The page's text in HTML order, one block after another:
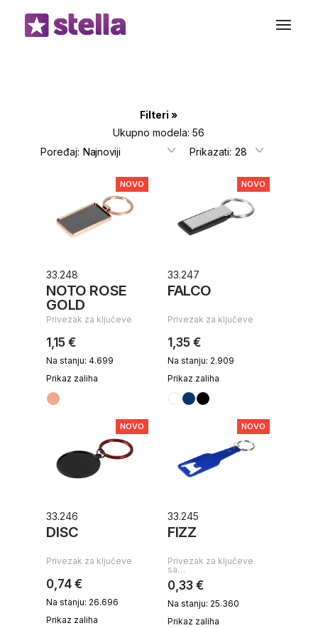
sadržaja
Filteri
Ukupno modela: 56
Poređaj:
Prikazati:
NOVO
33.248
NOTO ROSE
GOLD
Privezak za ključeve
1,15 €
Na stanju: 4.699
Prikaz zaliha
NOVO
33.247
FALCO
Privezak za ključeve
1,35 €
Na stanju: 2.909
Prikaz zaliha
NOVO
33.246
DISC
Privezak za ključeve
0,74 €
Na stanju: 26.696
Prikaz zaliha
NOVO
33.245
FIZZ
Privezak za ključeve
sa…
0,33 €
Na stanju: 25.360
Prikaz zaliha